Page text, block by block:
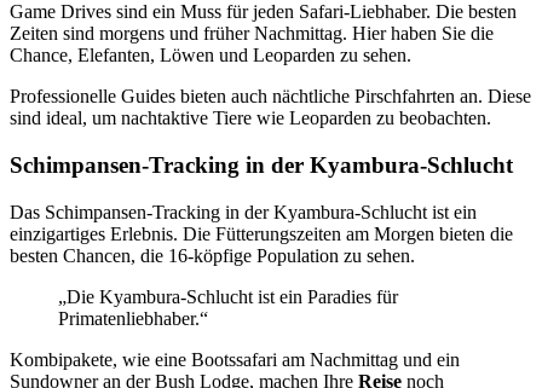
Game Drives sind ein Muss für jeden Safari-Liebhaber. Die besten
Zeiten sind morgens und früher Nachmittag. Hier haben Sie die
Chance, Elefanten, Löwen und Leoparden zu sehen.
Professionelle Guides bieten auch nächtliche Pirschfahrten an. Diese
sind ideal, um nachtaktive Tiere wie Leoparden zu beobachten.
Schimpansen-Tracking in der Kyambura-Schlucht
Das Schimpansen-Tracking in der Kyambura-Schlucht ist ein
einzigartiges Erlebnis. Die Fütterungszeiten am Morgen bieten die
besten Chancen, die 16-köpfige Population zu sehen.
„Die Kyambura-Schlucht ist ein Paradies für
Primatenliebhaber.“
Kombipakete, wie eine Bootssafari am Nachmittag und ein
Sundowner an der Bush Lodge, machen Ihre Reise noch